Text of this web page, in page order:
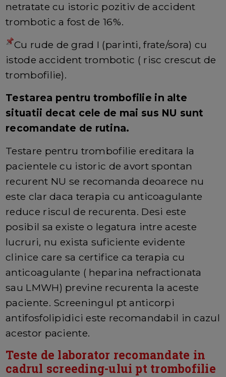
netratate cu istoric pozitiv de accident
trombotic a fost de 16%.
Cu rude de grad I (parinti, frate/sora) cu
istode accident trombotic ( risc crescut de
trombofilie).
Testarea pentru trombofilie in alte
situatii decat cele de mai sus NU sunt
recomandate de rutina.
Testare pentru trombofilie ereditara la
pacientele cu istoric de avort spontan
recurent NU se recomanda deoarece nu
este clar daca terapia cu anticoagulante
reduce riscul de recurenta. Desi este
posibil sa existe o legatura intre aceste
lucruri, nu exista suficiente evidente
clinice care sa certifice ca terapia cu
anticoagulante ( heparina nefractionata
sau LMWH) previne recurenta la aceste
paciente. Screeningul pt anticorpi
antifosfolipidici este recomandabil in cazul
acestor paciente.
Teste de laborator recomandate in
cadrul screeding-ului pt trombofilie